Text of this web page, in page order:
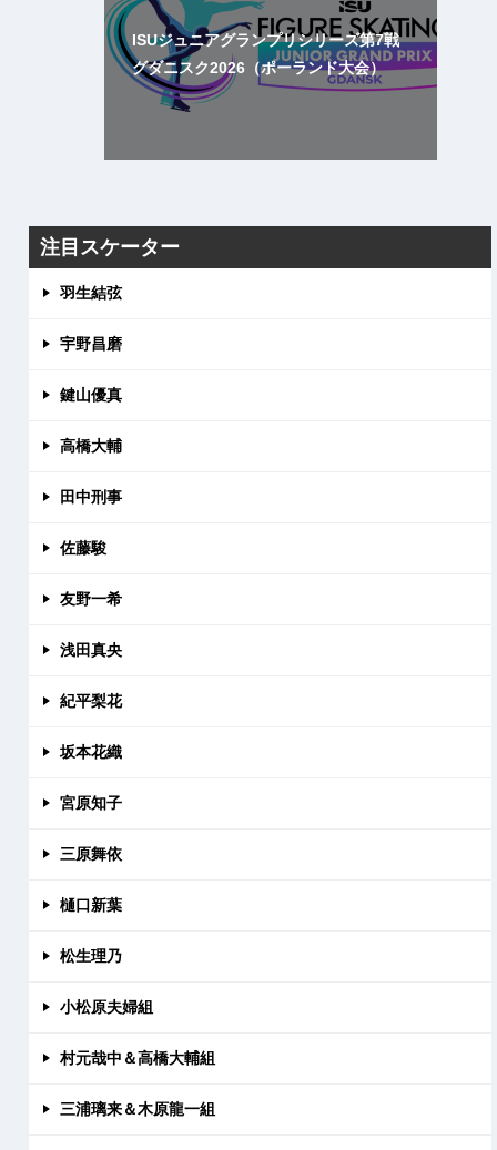
ISUジュニアグランプリシリーズ第7戦
グダニスク2026（ポーランド大会）
注目スケーター
羽生結弦
宇野昌磨
鍵山優真
高橋大輔
田中刑事
佐藤駿
友野一希
浅田真央
紀平梨花
坂本花織
宮原知子
三原舞依
樋口新葉
松生理乃
小松原夫婦組
村元哉中＆高橋大輔組
三浦璃来＆木原龍一組